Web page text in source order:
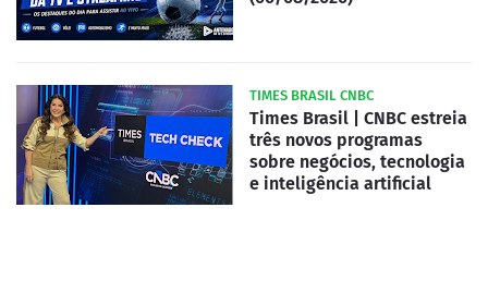
TIMES BRASIL CNBC
Times Brasil | CNBC estreia
três novos programas
sobre negócios, tecnologia
e inteligência artificial